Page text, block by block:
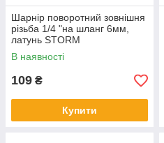
Шарнір поворотний зовнішня
різьба 1/4 "на шланг 6мм,
латунь STORM
В наявності
109 ₴
Купити